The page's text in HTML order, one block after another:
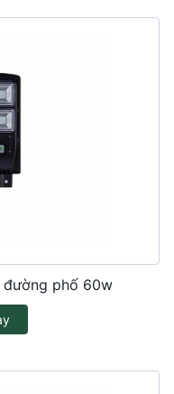
phố 60w